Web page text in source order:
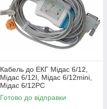
Кабель до ЕКГ Мідас 6/12,
Мідас 6/12I, Мідас 6/12mini,
Мідас 6/12PC
Готово до відправки